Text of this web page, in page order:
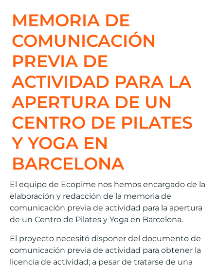
MEMORIA DE
COMUNICACIÓN
PREVIA DE
ACTIVIDAD PARA LA
APERTURA DE UN
CENTRO DE PILATES
Y YOGA EN
BARCELONA
El equipo de Ecopime nos hemos encargado de la
elaboración y redacción de la memoria de
comunicación previa de actividad para la apertura
de un Centro de Pilates y Yoga en Barcelona.
El proyecto necesitó disponer del documento de
comunicación previa de actividad para obtener la
licencia de actividad; a pesar de tratarse de una